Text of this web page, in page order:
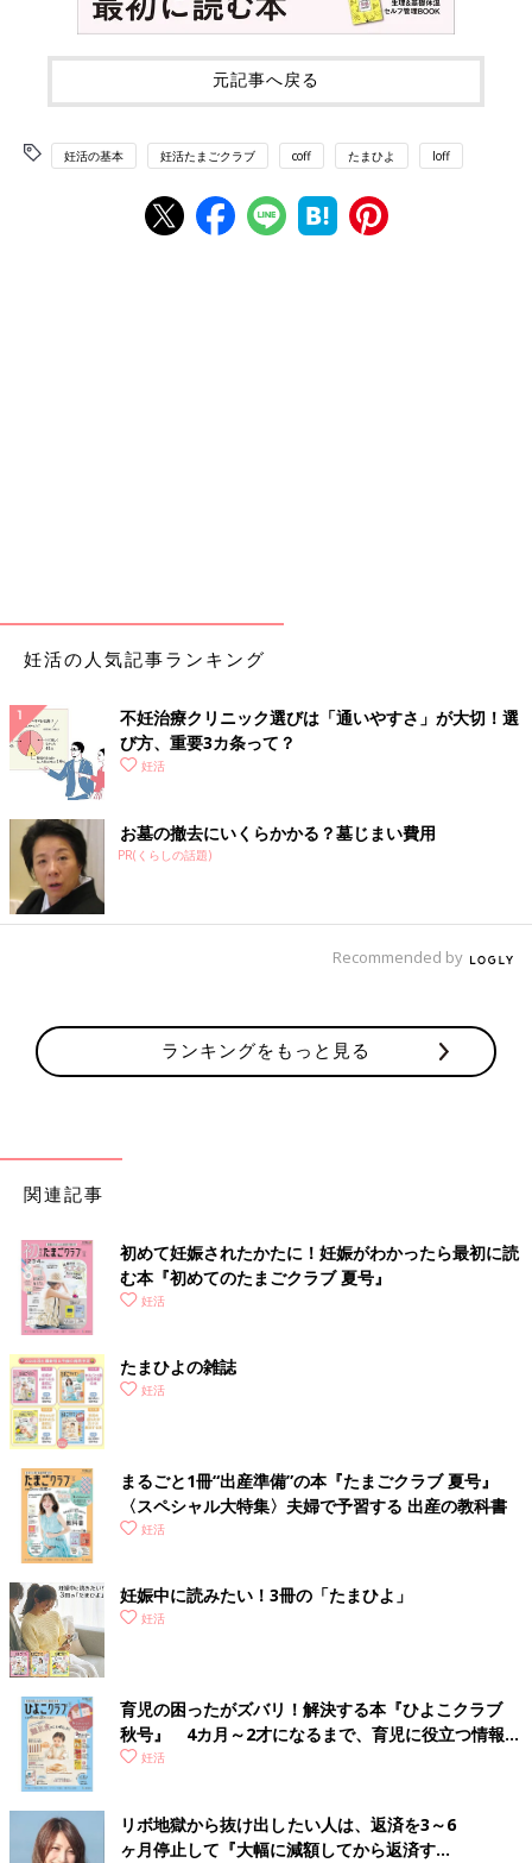
元記事へ戻る
妊活の基本 妊活たまごクラブ coff たまひよ loff
妊活の人気記事ランキング
不妊治療クリニック選びは「通いやすさ」が大切！選
び方、重要3カ条って？
妊活
お墓の撤去にいくらかかる？墓じまい費用
PR(くらしの話題)
Recommended by
ランキングをもっと見る
関連記事
初めて妊娠されたかたに！妊娠がわかったら最初に読
む本『初めてのたまごクラブ 夏号』
妊活
たまひよの雑誌
妊活
まるごと1冊“出産準備”の本『たまごクラブ 夏号』
〈スペシャル大特集〉夫婦で予習する 出産の教科書
妊活
妊娠中に読みたい！3冊の「たまひよ」
妊活
育児の困ったがズバリ！解決する本『ひよこクラブ
秋号』 4カ月～2才になるまで、育児に役立つ情報が
いっぱい！
妊活
リボ地獄から抜け出したい人は、返済を3～6
ヶ月停止して『大幅に減額してから返済す...